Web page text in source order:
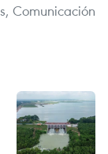
Comunicación